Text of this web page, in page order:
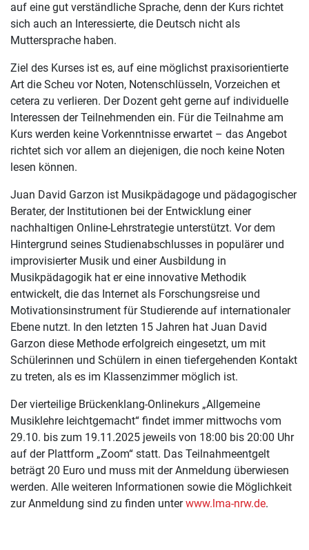
auf eine gut verständliche Sprache, denn der Kurs richtet
sich auch an Interessierte, die Deutsch nicht als
Muttersprache haben.
Ziel des Kurses ist es, auf eine möglichst praxisorientierte
Art die Scheu vor Noten, Notenschlüsseln, Vorzeichen et
cetera zu verlieren. Der Dozent geht gerne auf individuelle
Interessen der Teilnehmenden ein. Für die Teilnahme am
Kurs werden keine Vorkenntnisse erwartet – das Angebot
richtet sich vor allem an diejenigen, die noch keine Noten
lesen können.
Juan David Garzon ist Musikpädagoge und pädagogischer
Berater, der Institutionen bei der Entwicklung einer
nachhaltigen Online-Lehrstrategie unterstützt. Vor dem
Hintergrund seines Studienabschlusses in populärer und
improvisierter Musik und einer Ausbildung in
Musikpädagogik hat er eine innovative Methodik
entwickelt, die das Internet als Forschungsreise und
Motivationsinstrument für Studierende auf internationaler
Ebene nutzt. In den letzten 15 Jahren hat Juan David
Garzon diese Methode erfolgreich eingesetzt, um mit
Schülerinnen und Schülern in einen tiefergehenden Kontakt
zu treten, als es im Klassenzimmer möglich ist.
Der vierteilige Brückenklang-Onlinekurs „Allgemeine
Musiklehre leichtgemacht“ findet immer mittwochs vom
29.10. bis zum 19.11.2025 jeweils von 18:00 bis 20:00 Uhr
auf der Plattform „Zoom“ statt. Das Teilnahmeentgelt
beträgt 20 Euro und muss mit der Anmeldung überwiesen
werden. Alle weiteren Informationen sowie die Möglichkeit
zur Anmeldung sind zu finden unterwww.lma-nrw.de.